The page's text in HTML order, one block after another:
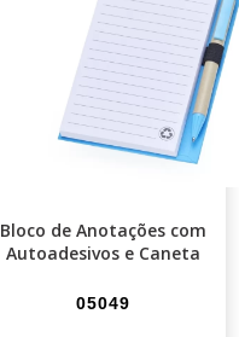
Bloco de Anotações com
Autoadesivos e Caneta
05049